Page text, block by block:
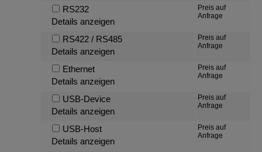
RS232
Details anzeigen
Preis auf
Anfrage
RS422 / RS485
Details anzeigen
Preis auf
Anfrage
Ethernet
Details anzeigen
Preis auf
Anfrage
USB-Device
Details anzeigen
Preis auf
Anfrage
USB-Host
Details anzeigen
Preis auf
Anfrage